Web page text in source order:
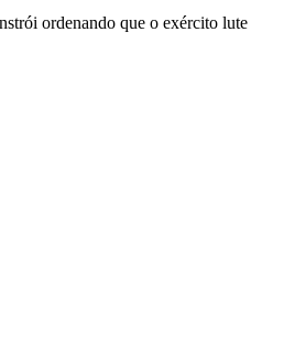
ordenando que o exército lute